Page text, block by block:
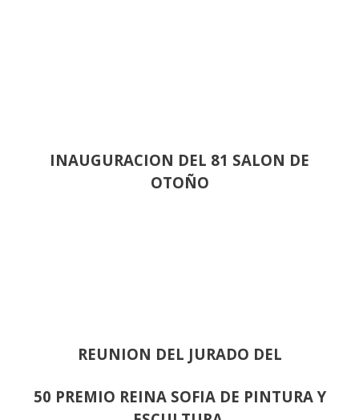
INAUGURACION DEL 81 SALON DE
OTOÑO
REUNION DEL JURADO DEL
50 PREMIO REINA SOFIA DE PINTURA Y